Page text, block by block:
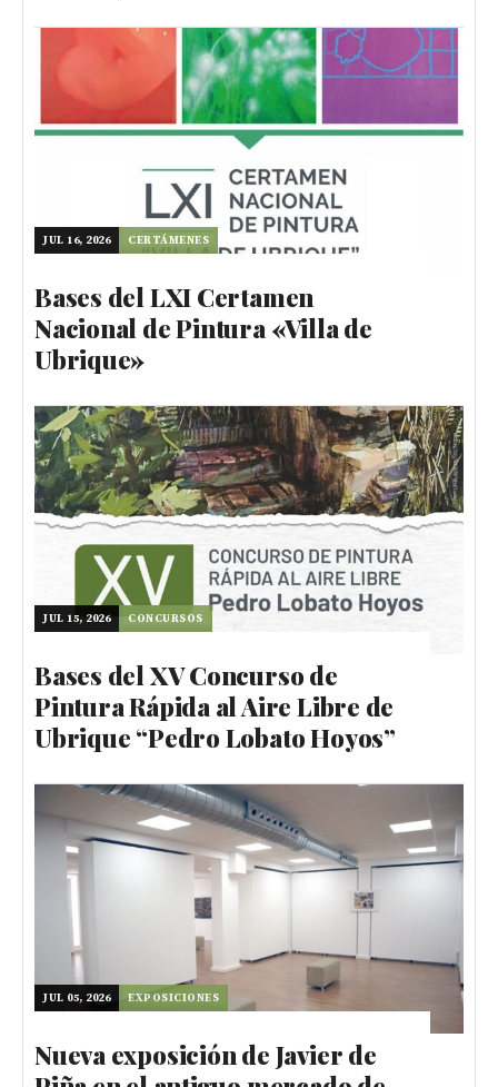
JUL 16, 2026 CERTÁMENES
Bases del LXI Certamen
Nacional de Pintura «Villa de
Ubrique»
JUL 15, 2026 CONCURSOS
Bases del XV Concurso de
Pintura Rápida al Aire Libre de
Ubrique “Pedro Lobato Hoyos”
JUL 05, 2026 EXPOSICIONES
Nueva exposición de Javier de